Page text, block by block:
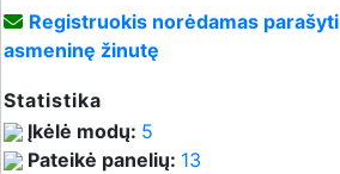
Registruokis norėdamas parašyti
asmeninę žinutę
Statistika
Įkėlė modų: 5
Pateikė panelių: 13